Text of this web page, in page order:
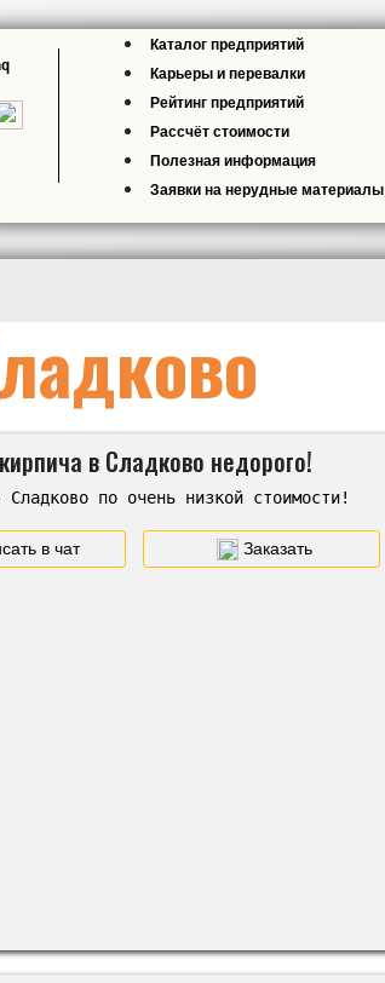
Каталог предприятий
Карьеры и перевалки
Рейтинг предприятий
Рассчёт стоимости
Полезная информация
Заявки на нерудные материалы
в Сладково недорого!
Сладково по очень низкой стоимости!
в чат Заказать